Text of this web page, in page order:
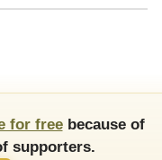
for freebecause of
supporters.